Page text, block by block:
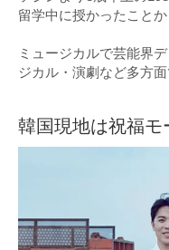
留学中に授かったこと
ミュージカルで芸能界
ジカル・演劇など多方面
韓国現地は祝福モ